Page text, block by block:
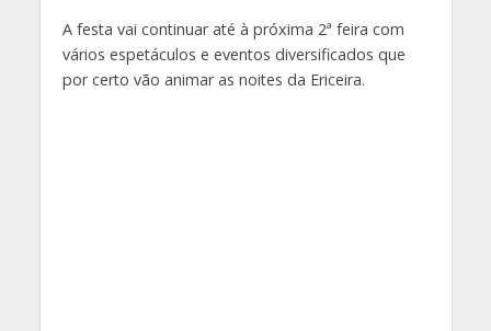
A festa vai continuar até à próxima 2ª feira com
vários espetáculos e eventos diversificados que
por certo vão animar as noites da Ericeira.